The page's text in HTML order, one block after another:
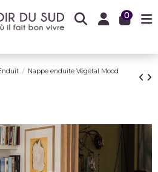
0
Nappe enduite Végétal Mood